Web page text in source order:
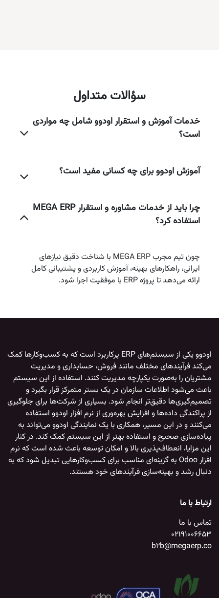
سؤالات متداول
خدمات آموزش و استقرار اودوو شامل چه مواردی
است؟
آموزش اودوو برای چه کسانی مفید است؟
چرا باید از خدمات مشاوره و استقرار MEGA ERP
استفاده کرد؟
چون تیم مجرب MEGA ERP با شناخت دقیق نیازهای
ایرانی، راهکارهای بهینه، آموزش کاربردی و پشتیبانی کامل
ارائه می‌دهد تا پروژه ERP با موفقیت اجرا شود.
اودوو
یکی از سیستم‌های ERP پرکاربرد است که به کسب‌وکارها کمک
می‌کند فرآیندهای مختلف مانند فروش، حسابداری و مدیریت
مشتریان را به‌صورت یکپارچه مدیریت کنند. استفاده از این سیستم
باعث می‌شود اطلاعات سازمان در یک بستر متمرکز قرار بگیرد و
تصمیم‌گیری‌ها دقیق‌تر انجام شود. بسیاری از شرکت‌ها برای جلوگیری
از پراکندگی داده‌ها و افزایش بهره‌وری از نرم افزار اودوواستفاده
می‌کنند و در این مسیر، همکاری با یکنمایندگی اودوومی‌تواند به
پیاده‌سازی صحیح و استفاده بهتر از این سیستم کمک کند. در کنار
این مزایا، انعطاف‌پذیری بالا و امکان توسعه باعث شده است کهنرم
افزار Odoo
به گزینه‌ای مناسب برای کسب‌وکارهایی تبدیل شود که به
دنبال رشد و بهینه‌سازی فرآیندهای خود هستند.
ارتباط با ما
تماس با ما
02191006653
b2b@megaerp.co